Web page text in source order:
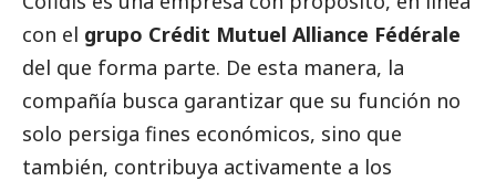
con el grupo Crédit Mutuel Alliance Fédérale
del que forma parte. De esta manera, la
compañía busca garantizar que su función no
solo persiga fines económicos, sino que
también, contribuya activamente a los